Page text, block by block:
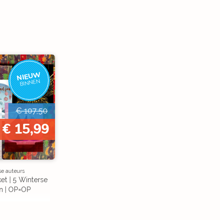
NIEUW
BINNEN
€ 107,50
€ 15,99
auteurs
| 5 Winterse
| OP=OP